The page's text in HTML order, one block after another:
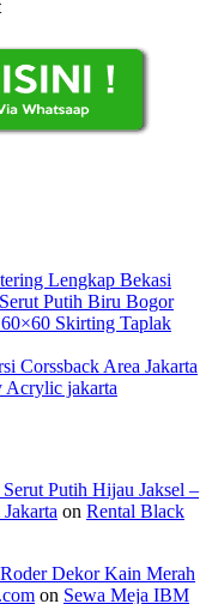
Lengkap Bekasi
Putih Biru Bogor
Skirting Taplak
Corssback Area Jakarta
Acrylic jakarta
Putih Hijau Jaksel –
on Rental Black
Dekor Kain Merah
on Sewa Meja IBM